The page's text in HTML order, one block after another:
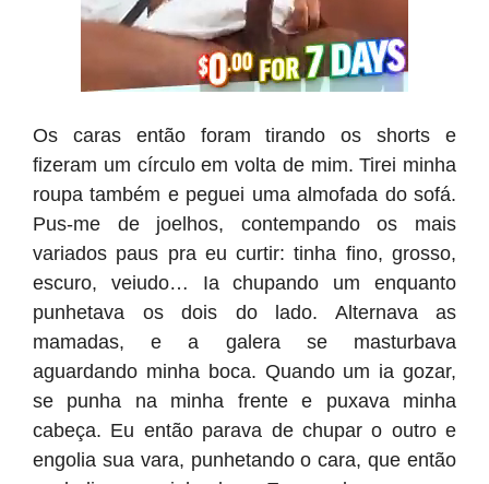
Os caras então foram tirando os shorts e
fizeram um círculo em volta de mim. Tirei minha
roupa também e peguei uma almofada do sofá.
Pus-me de joelhos, contempando os mais
variados paus pra eu curtir: tinha fino, grosso,
escuro, veiudo… Ia chupando um enquanto
punhetava os dois do lado. Alternava as
mamadas, e a galera se masturbava
aguardando minha boca. Quando um ia gozar,
se punha na minha frente e puxava minha
cabeça. Eu então parava de chupar o outro e
engolia sua vara, punhetando o cara, que então